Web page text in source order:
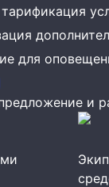
для
и